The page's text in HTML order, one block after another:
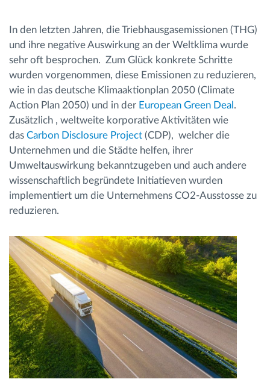
Ersparnis Rechner
In den letzten Jahren, die Triebhausgasemissionen (THG)
und ihre negative Auswirkung an der Weltklima wurde
sehr oft besprochen. Zum Glück konkrete Schritte
wurden vorgenommen, diese Emissionen zu reduzieren,
wie in das deutsche Klimaaktionplan 2050 (Climate
Action Plan 2050) und in der European Green Deal .
Zusätzlich , weltweite korporative Aktivitäten wie
das Carbon Disclosure Project (CDP), welcher die
Unternehmen und die Städte helfen, ihrer
Umweltauswirkung bekanntzugeben und auch andere
wissenschaftlich begründete Initiatieven wurden
implementiert um die Unternehmens CO2-Ausstosse zu
reduzieren.